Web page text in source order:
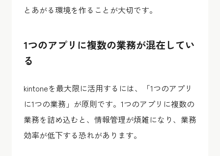
とあがる環境を作ることが大切です。
1つのアプリに複数の業務が混在してい
る
kintoneを最大限に活用するには、「1つのアプリ
に1つの業務」が原則です。1つのアプリに複数の
業務を詰め込むと、情報管理が煩雑になり、業務
効率が低下する恐れがあります。